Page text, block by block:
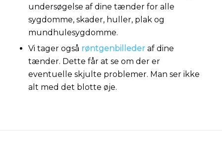
undersøgelse af dine tænder for alle
sygdomme, skader, huller, plak og
mundhulesygdomme.
Vi tager også røntgenbillederaf dine
tænder. Dette får at se om der er
eventuelle skjulte problemer. Man ser ikke
alt med det blotte øje.